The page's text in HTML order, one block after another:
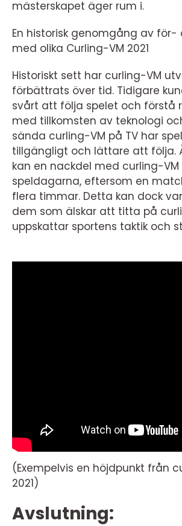
mästerskapet äger rum i.
En historisk genomgång av
med olika Curling-VM 2021
Historiskt sett har curling-VM
förbättrats över tid. Tidigare
svårt att följa spelet och förstå
med tillkomsten av teknologi
sända curling-VM på TV har
tillgängligt och lättare att följa.
kan en nackdel med curling-
speldagarna, eftersom en
flera timmar. Detta kan dock
dem som älskar att titta på
uppskattar sportens taktik och
(Exempelvis en höjdpunkt från
2021)
Avslutning: